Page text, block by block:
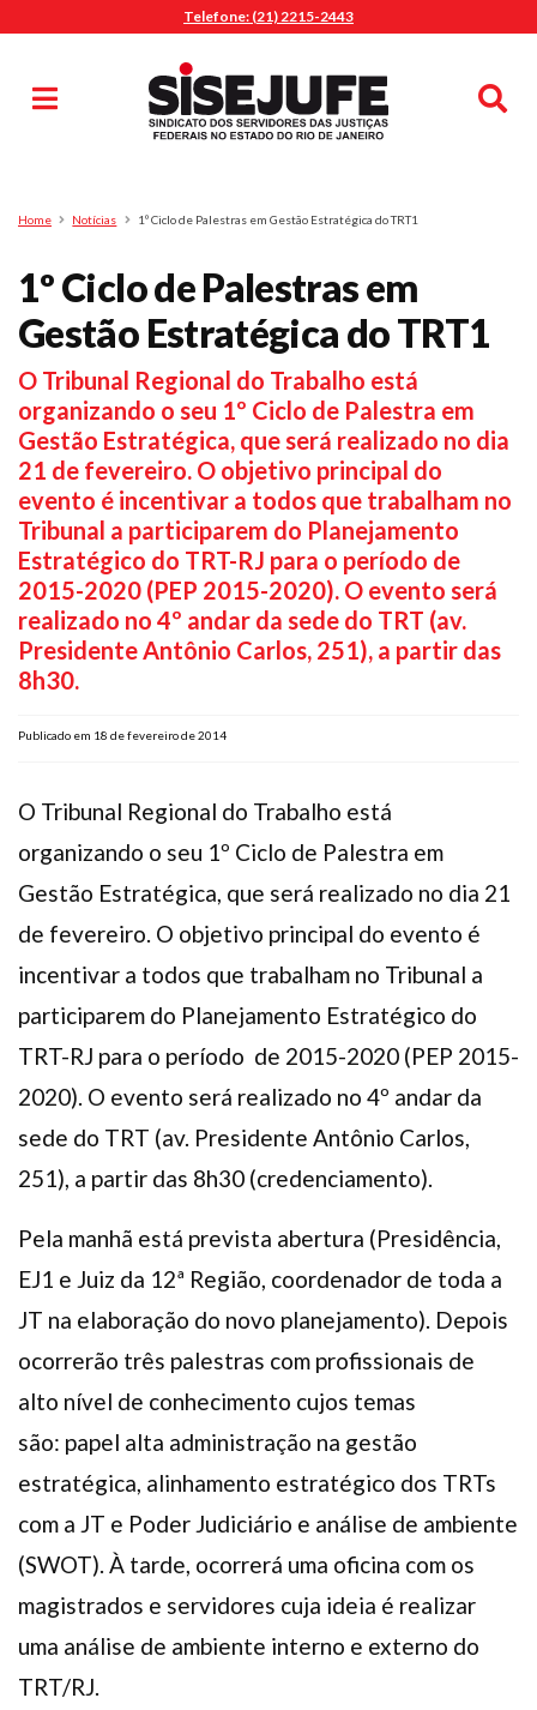
Telefone: (21) 2215-2443
Pesquisa
Home Notícias 1º Ciclo de Palestras em Gestão Estratégica do TRT1
1º Ciclo de Palestras em
Gestão Estratégica do TRT1
O Tribunal Regional do Trabalho está
organizando o seu 1º Ciclo de Palestra em
Gestão Estratégica, que será realizado no dia
21 de fevereiro. O objetivo principal do
evento é incentivar a todos que trabalham no
Tribunal a participarem do Planejamento
Estratégico do TRT-RJ para o período de
2015-2020 (PEP 2015-2020). O evento será
realizado no 4º andar da sede do TRT (av.
Presidente Antônio Carlos, 251), a partir das
8h30.
Publicado em 18 de fevereiro de 2014
O Tribunal Regional do Trabalho está
organizando o seu 1º Ciclo de Palestra em
Gestão Estratégica, que será realizado no dia 21
de fevereiro. O objetivo principal do evento é
incentivar a todos que trabalham no Tribunal a
participarem do Planejamento Estratégico do
TRT-RJ para o período de 2015-2020 (PEP 2015-
2020). O evento será realizado no 4º andar da
sede do TRT (av. Presidente Antônio Carlos,
251), a partir das 8h30 (credenciamento).
Pela manhã está prevista abertura (Presidência,
EJ1 e Juiz da 12ª Região, coordenador de toda a
JT na elaboração do novo planejamento). Depois
ocorrerão três palestras com profissionais de
alto nível de conhecimento cujos temas
são: papel alta administração na gestão
estratégica, alinhamento estratégico dos TRTs
com a JT e Poder Judiciário e análise de ambiente
(SWOT). À tarde, ocorrerá uma oficina com os
magistrados e servidores cuja ideia é realizar
uma análise de ambiente interno e externo do
TRT/RJ.
MENU
Sindicalize-se
Diretoria
O Sindicato
Agenda
Casa do Alto
Sede Campestre
Nossos Convênios
Gympass Wellhub
Seguro Auto
Plano de Saúde
Assistência Funeral
Pós-graduação
Facebook